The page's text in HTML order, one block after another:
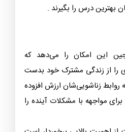
بهترین درس را بگیرند .
این امکان را می‌دهد که
را از زندگی مشترک خود بدست
روابط زناشویی‌شان ارزش افزوده
برای مواجهه با مشکلات آینده را